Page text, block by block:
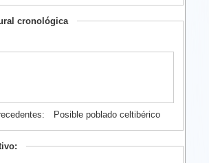
cronológica
Posible poblado celtibérico